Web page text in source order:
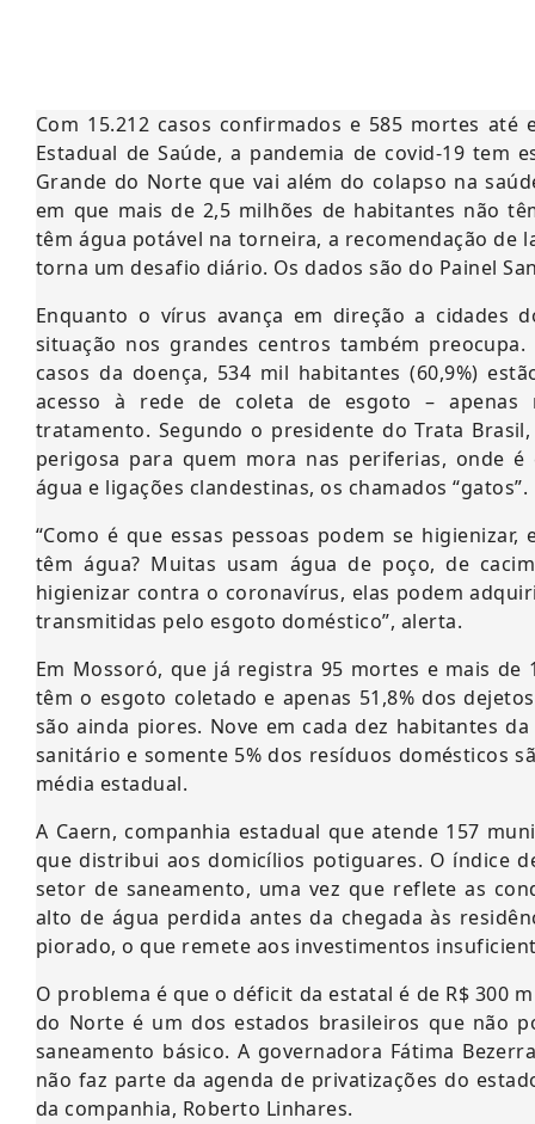
Com 15.212 casos confirmados e 585 mortes
Estadual de Saúde, a pandemia de covid-19 tem
Grande do Norte que vai além do colapso na
em que mais de 2,5 milhões de habitantes não
têm água potável na torneira, a recomendação de
torna um desafio diário. Os dados são do Painel
Enquanto o vírus avança em direção a cidades
situação nos grandes centros também
casos da doença, 534 mil habitantes (60,9%)
acesso à rede de coleta de esgoto – apenas
tratamento. Segundo o presidente do Trata
perigosa para quem mora nas periferias, onde
água e ligações clandestinas, os chamados “gatos”.
“Como é que essas pessoas podem se
têm água? Muitas usam água de poço, de
higienizar contra o coronavírus, elas podem
transmitidas pelo esgoto doméstico”, alerta.
Em Mossoró, que já registra 95 mortes e mais de
têm o esgoto coletado e apenas 51,8% dos
são ainda piores. Nove em cada dez habitantes
sanitário e somente 5% dos resíduos domésticos
média estadual.
A Caern, companhia estadual que atende 157
que distribui aos domicílios potiguares. O índice
setor de saneamento, uma vez que reflete as
alto de água perdida antes da chegada às
piorado, o que remete aos investimentos
O problema é que o déficit da estatal é de R$ 300
do Norte é um dos estados brasileiros que não
saneamento básico. A governadora Fátima
não faz parte da agenda de privatizações do
da companhia, Roberto Linhares.